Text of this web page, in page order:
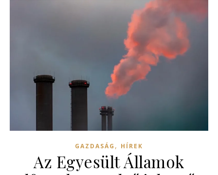
GAZDASÁG , HÍREK
Az Egyesült Államok